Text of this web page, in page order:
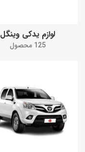
لوازم یدکی وینگل
125 محصول